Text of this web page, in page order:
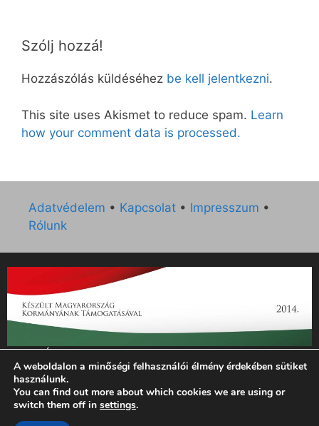
Szólj hozzá!
Hozzászólás küldéséhez be kell jelentkezni.
This site uses Akismet to reduce spam. Learn
how your comment data is processed.
Adatvédelem • Kapcsolat • Impresszum •
Rólunk
„Az Új Ember katolikus hetilap 2014. évi működésének
támogatását az EGYH-KCP-14-P-0121 sz. támogatási
szerződés keretében 3 000 000 Ft összegben támogatta az
Emberi Erőforrások Minisztériuma.”
A weboldalon a minőségi felhasználói élmény érdekében sütiket
használunk.
You can find out more about which cookies we are using or
switch them off in settings.